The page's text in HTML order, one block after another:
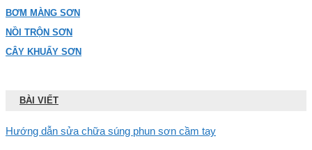
BƠM MÀNG SƠN
NỒI TRỘN SƠN
CÂY KHUẤY SƠN
BÀI VIẾT
Hướng dẫn sửa chữa súng phun sơn cầm tay